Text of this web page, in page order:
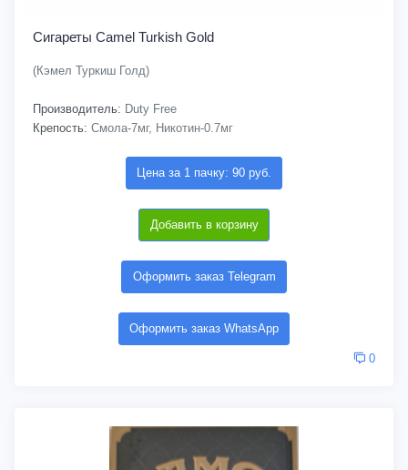
Сигареты Camel Turkish Gold
(Кэмел Туркиш Голд)
Производитель: Duty Free
Крепость: Смола-7мг, Никотин-0.7мг
Цена за 1 пачку: 90 руб.
Добавить в корзину
Оформить заказ Telegram
Оформить заказ WhatsApp
0